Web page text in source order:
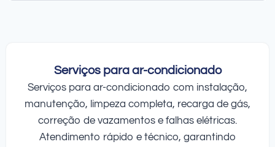
Serviços para ar-condicionado
Serviços para ar-condicionado com instalação,
manutenção, limpeza completa, recarga de gás,
correção de vazamentos e falhas elétricas.
Atendimento rápido e técnico, garantindo